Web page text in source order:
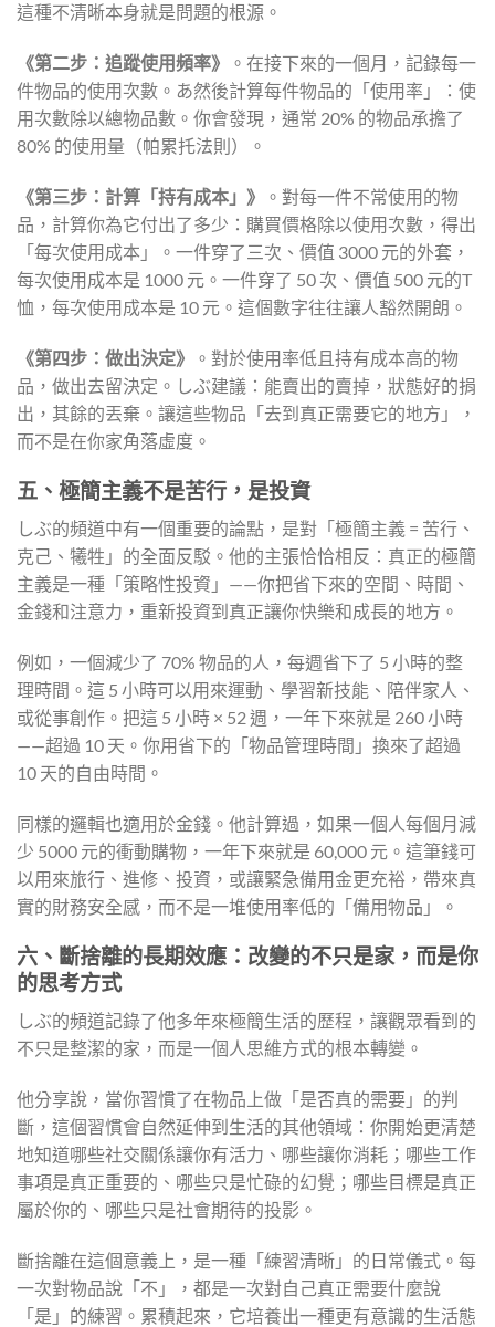
這種不清晰本身就是問題的根源。
《第二步：追蹤使用頻率》
。在接下來的一個月，記錄每一
件物品的使用次數。あ然後計算每件物品的「使用率」：使
用次數除以總物品數。你會發現，通常 20% 的物品承擔了
80% 的使用量（帕累托法則）。
《第三步：計算「持有成本」》
。對每一件不常使用的物
品，計算你為它付出了多少：購買價格除以使用次數，得出
「每次使用成本」。一件穿了三次、價值 3000 元的外套，
每次使用成本是 1000 元。一件穿了 50 次、價值 500 元的T
恤，每次使用成本是 10 元。這個數字往往讓人豁然開朗。
《第四步：做出決定》
。對於使用率低且持有成本高的物
品，做出去留決定。しぶ建議：能賣出的賣掉，狀態好的捐
出，其餘的丟棄。讓這些物品「去到真正需要它的地方」，
而不是在你家角落虛度。
五、極簡主義不是苦行，是投資
しぶ的頻道中有一個重要的論點，是對「極簡主義 = 苦行、
克己、犧牲」的全面反駁。他的主張恰恰相反：真正的極簡
主義是一種「策略性投資」——你把省下來的空間、時間、
金錢和注意力，重新投資到真正讓你快樂和成長的地方。
例如，一個減少了 70% 物品的人，每週省下了 5 小時的整
理時間。這 5 小時可以用來運動、學習新技能、陪伴家人、
或從事創作。把這 5 小時 × 52 週，一年下來就是 260 小時
——超過 10 天。你用省下的「物品管理時間」換來了超過
10 天的自由時間。
同樣的邏輯也適用於金錢。他計算過，如果一個人每個月減
少 5000 元的衝動購物，一年下來就是 60,000 元。這筆錢可
以用來旅行、進修、投資，或讓緊急備用金更充裕，帶來真
實的財務安全感，而不是一堆使用率低的「備用物品」。
六、斷捨離的長期效應：改變的不只是家，而是你
的思考方式
しぶ的頻道記錄了他多年來極簡生活的歷程，讓觀眾看到的
不只是整潔的家，而是一個人思維方式的根本轉變。
他分享說，當你習慣了在物品上做「是否真的需要」的判
斷，這個習慣會自然延伸到生活的其他領域：你開始更清楚
地知道哪些社交關係讓你有活力、哪些讓你消耗；哪些工作
事項是真正重要的、哪些只是忙碌的幻覺；哪些目標是真正
屬於你的、哪些只是社會期待的投影。
斷捨離在這個意義上，是一種「練習清晰」的日常儀式。每
一次對物品說「不」，都是一次對自己真正需要什麼說
「是」的練習。累積起來，它培養出一種更有意識的生活態